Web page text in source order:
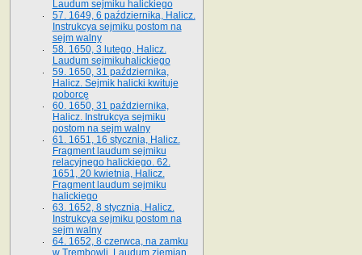
Laudum sejmiku halickiego
57. 1649, 6 października, Halicz.
Instrukcya sejmiku postom na
sejm walny
58. 1650, 3 lutego, Halicz.
Laudum sejmikuhalickiego
59. 1650, 31 października,
Halicz. Sejmik halicki kwituje
poborcę
60. 1650, 31 października,
Halicz. Instrukcya sejmiku
postom na sejm walny
61. 1651, 16 stycznia, Halicz.
Fragment laudum sejmiku
relacyjnego halickiego. 62.
1651, 20 kwietnia, Halicz.
Fragment laudum sejmiku
halickiego
63. 1652, 8 stycznia, Halicz.
Instrukcya sejmiku postom na
sejm walny
64. 1652, 8 czerwca, na zamku
w Trembowli. Laudum ziemian